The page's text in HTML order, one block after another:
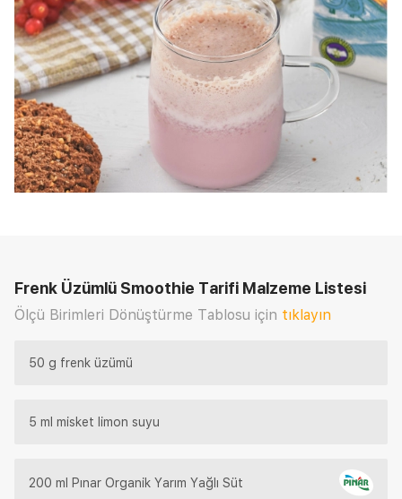
Frenk Üzümlü Smoothie Tarifi Malzeme Listesi
Ölçü Birimleri Dönüştürme Tablosu için tıklayın
50 g frenk üzümü
5 ml misket limon suyu
200 ml Pınar Organik Yarım Yağlı Süt